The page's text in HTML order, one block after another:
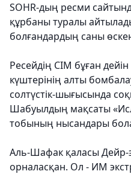
SOHR-дың ресми
құрбаны туралы
болғандардың саны
Ресейдің СІМ бұған
күштерінің алты
солтүстік-шығысында
Шабуылдың мақсаты
тобының нысандары
Аль-Шафак қаласы
орналасқан. Ол - ИМ